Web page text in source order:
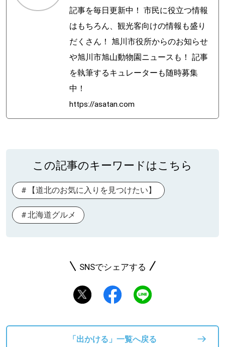
記事を毎日更新中！ 市民に役立つ情報
はもちろん、観光客向けの情報も盛り
だくさん！ 旭川市役所からのお知らせ
や旭川市旭山動物園ニュースも！ 記事
を執筆するキュレーターも随時募集
中！
https://asatan.com
この記事のキーワードはこちら
【道北のお気に入りを見つけたい】
北海道グルメ
SNSでシェアする
「出かける」一覧へ戻る